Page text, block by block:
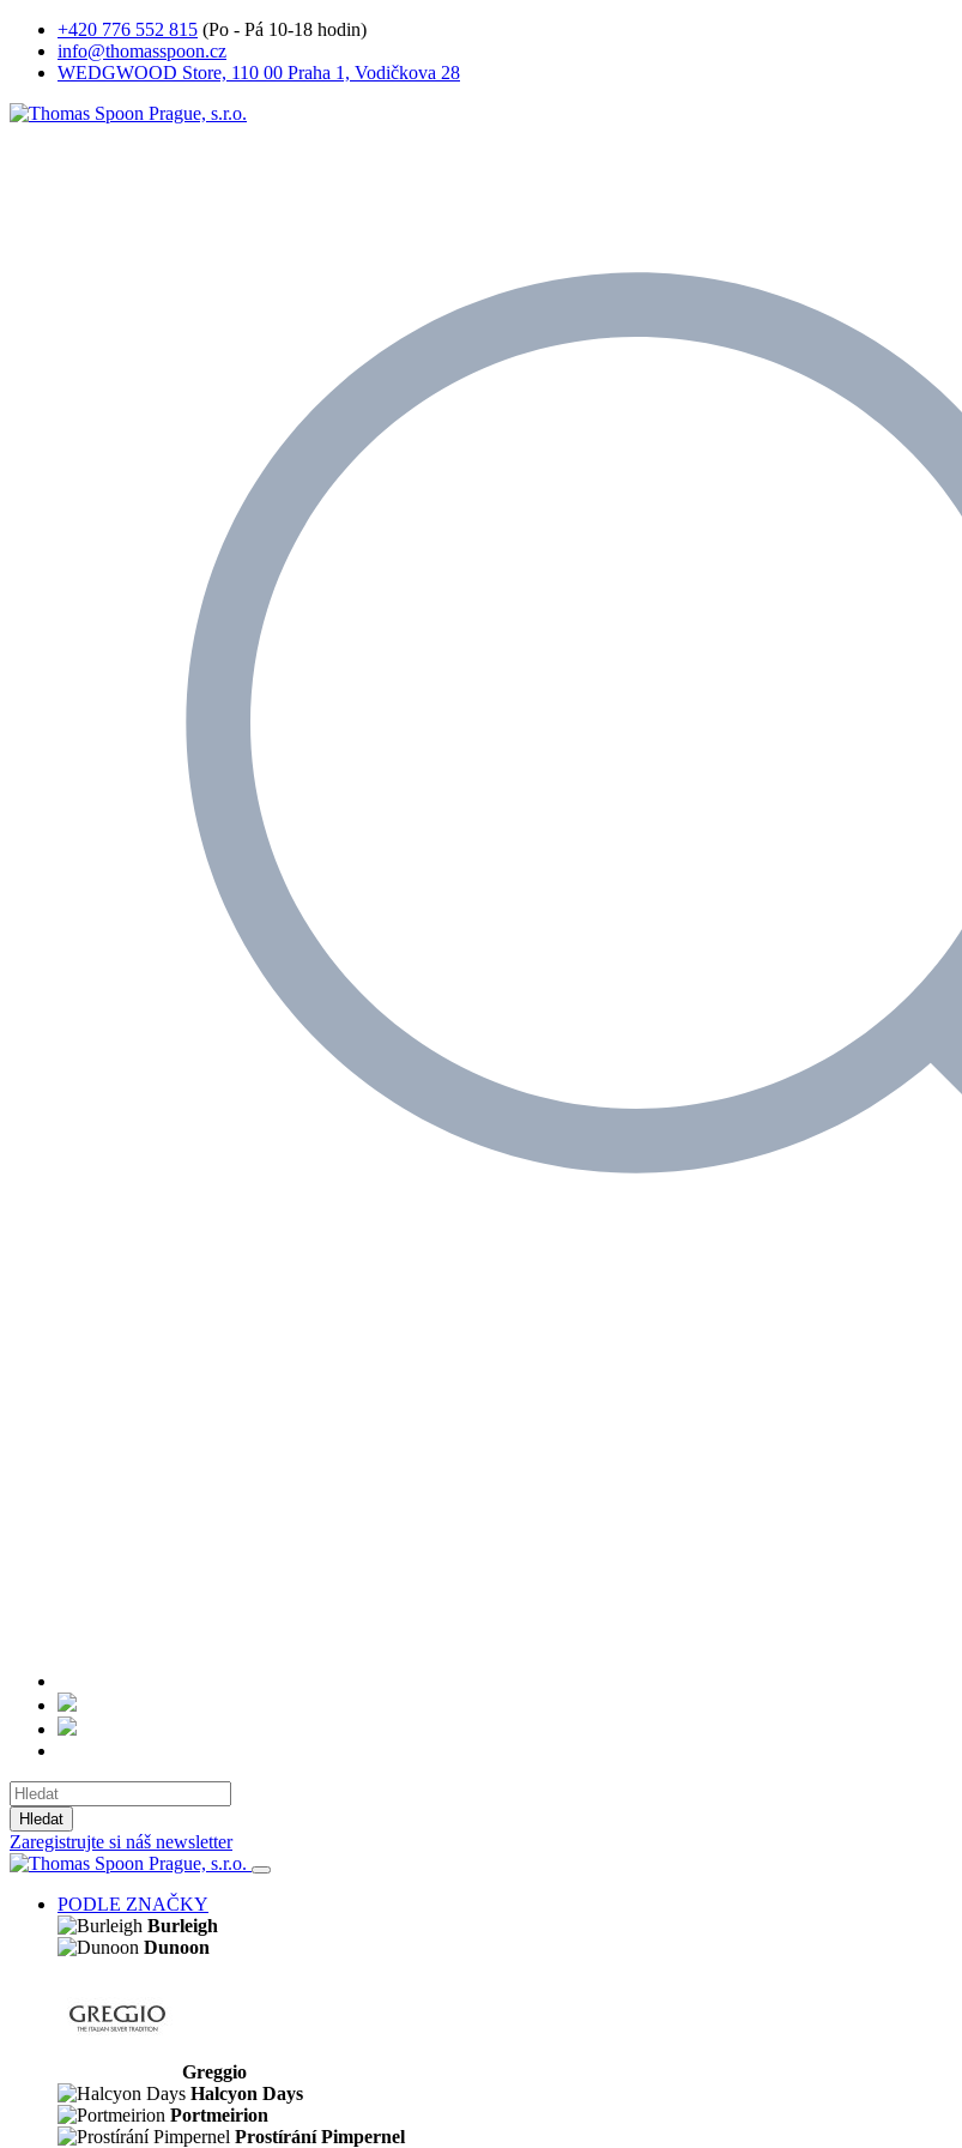
+420 776 552 815 (Po - Pá 10-18 hodin)
info@thomasspoon.cz
WEDGWOOD Store, 110 00 Praha 1, Vodičkova 28
Hledat
Zaregistrujte si náš newsletter
PODLE ZNAČKY
Burleigh
Dunoon
Greggio
Halcyon Days
Portmeirion
Prostírání Pimpernel